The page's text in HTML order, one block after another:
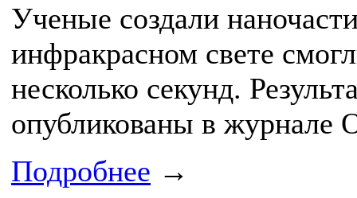
Ученые создали
инфракрасном свете
несколько секунд.
опубликованы в журнале
Подробнее →